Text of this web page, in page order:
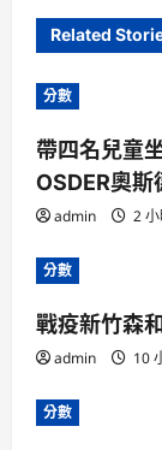
Related
分數
帶四名兒童
OSDER奧斯
admin 2
分數
戰疫新竹森
admin 10
分數